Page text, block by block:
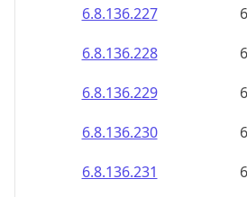
6.8.136.227
6.8.136.228
6.8.136.229
6.8.136.230
6.8.136.231